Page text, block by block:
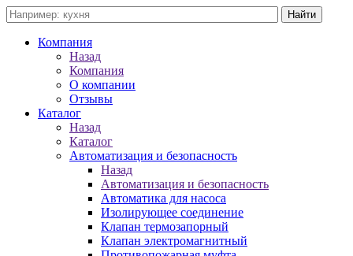
Компания
Назад
Компания
О компании
Отзывы
Каталог
Назад
Каталог
Автоматизация и безопасность
Назад
Автоматизация и безопасность
Автоматика для насоса
Изолирующее соединение
Клапан термозапорный
Клапан электромагнитный